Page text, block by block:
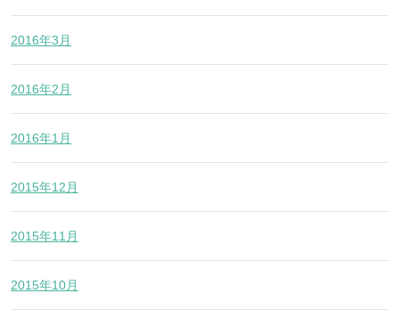
2016年3月
2016年2月
2016年1月
2015年12月
2015年11月
2015年10月